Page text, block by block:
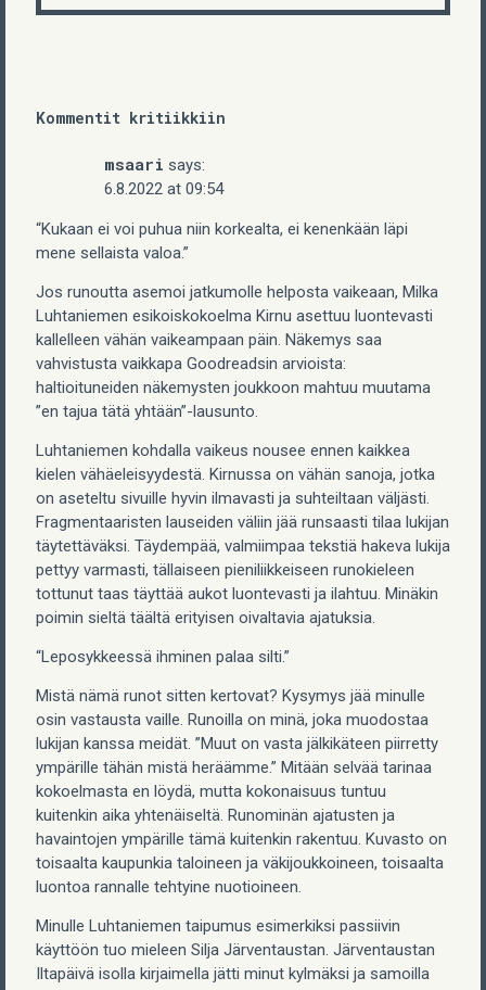
Kommentit kritiikkiin
msaari says:
6.8.2022 at 09:54
“Kukaan ei voi puhua niin korkealta, ei kenenkään läpi
mene sellaista valoa.”
Jos runoutta asemoi jatkumolle helposta vaikeaan, Milka
Luhtaniemen esikoiskokoelma Kirnu asettuu luontevasti
kallelleen vähän vaikeampaan päin. Näkemys saa
vahvistusta vaikkapa Goodreadsin arvioista:
haltioituneiden näkemysten joukkoon mahtuu muutama
”en tajua tätä yhtään”-lausunto.
Luhtaniemen kohdalla vaikeus nousee ennen kaikkea
kielen vähäeleisyydestä. Kirnussa on vähän sanoja, jotka
on aseteltu sivuille hyvin ilmavasti ja suhteiltaan väljästi.
Fragmentaaristen lauseiden väliin jää runsaasti tilaa lukijan
täytettäväksi. Täydempää, valmiimpaa tekstiä hakeva lukija
pettyy varmasti, tällaiseen pieniliikkeiseen runokieleen
tottunut taas täyttää aukot luontevasti ja ilahtuu. Minäkin
poimin sieltä täältä erityisen oivaltavia ajatuksia.
“Leposykkeessä ihminen palaa silti.”
Mistä nämä runot sitten kertovat? Kysymys jää minulle
osin vastausta vaille. Runoilla on minä, joka muodostaa
lukijan kanssa meidät. ”Muut on vasta jälkikäteen piirretty
ympärille tähän mistä heräämme.” Mitään selvää tarinaa
kokoelmasta en löydä, mutta kokonaisuus tuntuu
kuitenkin aika yhtenäiseltä. Runominän ajatusten ja
havaintojen ympärille tämä kuitenkin rakentuu. Kuvasto on
toisaalta kaupunkia taloineen ja väkijoukkoineen, toisaalta
luontoa rannalle tehtyine nuotioineen.
Minulle Luhtaniemen taipumus esimerkiksi passiivin
käyttöön tuo mieleen Silja Järventaustan. Järventaustan
Iltapäivä isolla kirjaimella jätti minut kylmäksi ja samoilla